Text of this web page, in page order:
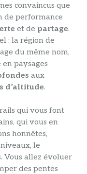
convaincus que
de performance
et de partage.
: la région de
du même nom,
paysages
aux
d’altitude.
qui vous font
qui vous en
honnêtes,
le
Vous allez évoluer
des pentes